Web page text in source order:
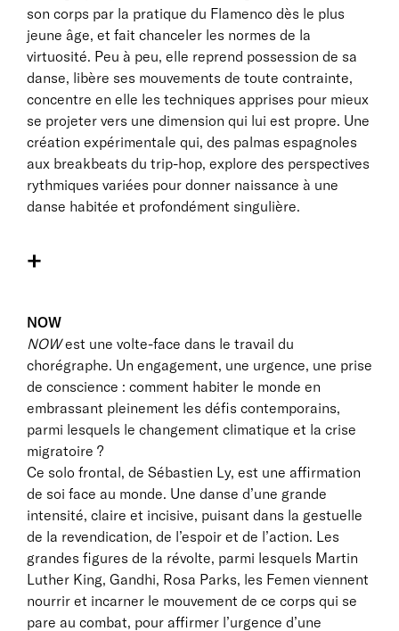
son corps par la pratique du Flamenco dès le plus
jeune âge, et fait chanceler les normes de la
virtuosité. Peu à peu, elle reprend possession de sa
danse, libère ses mouvements de toute contrainte,
concentre en elle les techniques apprises pour mieux
se projeter vers une dimension qui lui est propre. Une
création expérimentale qui, des palmas espagnoles
aux breakbeats du trip-hop, explore des perspectives
rythmiques variées pour donner naissance à une
danse habitée et profondément singulière.
+
NOW
NOWest une volte-face dans le travail du
chorégraphe. Un engagement, une urgence, une prise
de conscience : comment habiter le monde en
embrassant pleinement les défis contemporains,
parmi lesquels le changement climatique et la crise
migratoire ?
Ce solo frontal, de Sébastien Ly, est une affirmation
de soi face au monde. Une danse d’une grande
intensité, claire et incisive, puisant dans la gestuelle
de la revendication, de l’espoir et de l’action. Les
grandes figures de la révolte, parmi lesquels Martin
Luther King, Gandhi, Rosa Parks, les Femen viennent
nourrir et incarner le mouvement de ce corps qui se
pare au combat, pour affirmer l’urgence d’une